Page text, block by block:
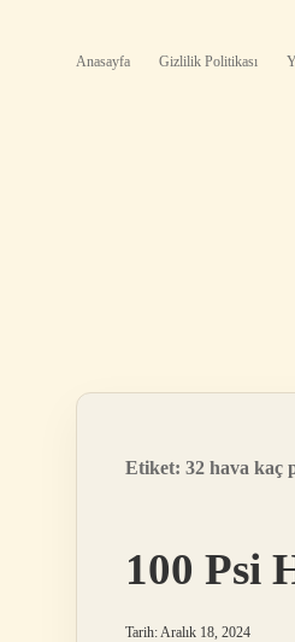
Anasayfa Gizlilik Politikası
Etiket: 32 hava kaç
100 Psi
Tarih: Aralık 18, 2024